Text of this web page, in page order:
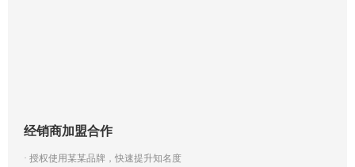
经销商加盟合作
· 授权使用某某品牌，快速提升知名度